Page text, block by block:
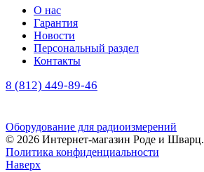
О нас
Гарантия
Новости
Персональный раздел
Контакты
8 (812) 449-89-46
Оборудование для радиоизмерений
© 2026 Интернет-магазин Роде и Шварц.
Политика конфиденциальности
Наверх